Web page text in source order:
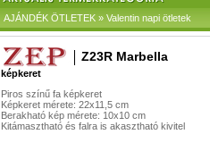
AJÁNDÉK ÖTLETEK » Valentin napi ötletek
Z23R Marbella
képkeret
Piros színű fa képkeret
Képkeret mérete: 22x11,5 cm
Berakható kép mérete: 10x10 cm
Kitámasztható és falra is akasztható kivitel